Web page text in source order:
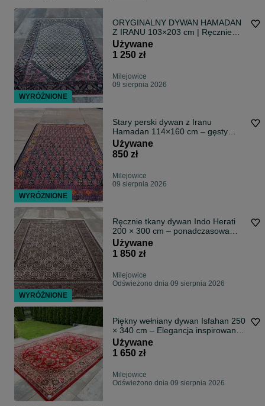
ORYGINALNY DYWAN HAMADAN
Z IRANU 103×203 cm | Ręcznie
tkany | Metka autentyczności |
Perski klasyk
Używane
1 250 zł
Milejowice
09 sierpnia 2026
Stary perski dywan z Iranu
Hamadan 114×160 cm – gęsty
splot.
Używane
850 zł
Milejowice
09 sierpnia 2026
Ręcznie tkany dywan Indo Herati
200 × 300 cm – ponadczasowa
elegancja, która odmieni każde
wnętrze
Używane
1 850 zł
Milejowice
Odświeżono dnia 09 sierpnia 2026
Piękny wełniany dywan Isfahan 250
× 340 cm – Elegancja inspirowana
perskimi arcydziełami | Certyfikat
Używane
1 650 zł
Milejowice
Odświeżono dnia 09 sierpnia 2026
WYRÓŻNIONE
WYRÓŻNIONE
WYRÓŻNIONE